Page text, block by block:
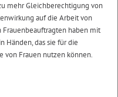
mehr Gleichberechtigung von
auf die Arbeit von
haben mit
Händen, das sie für die
von Frauen nutzen können.